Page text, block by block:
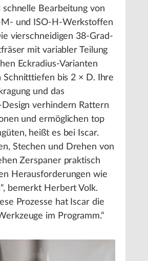
Bearbeitung von
M- und ISO-H-Werkstoffen
vierschneidigen 38-Grad-
mit variabler Teilung
Eckradius-Varianten
Schnitttiefen bis 2 × D. Ihre
und das
verhindern Rattern
und ermöglichen top
heißt es bei Iscar.
Stechen und Drehen von
Zerspaner praktisch
Herausforderungen wie
bemerkt Herbert Volk.
Prozesse hat Iscar die
im Programm.“